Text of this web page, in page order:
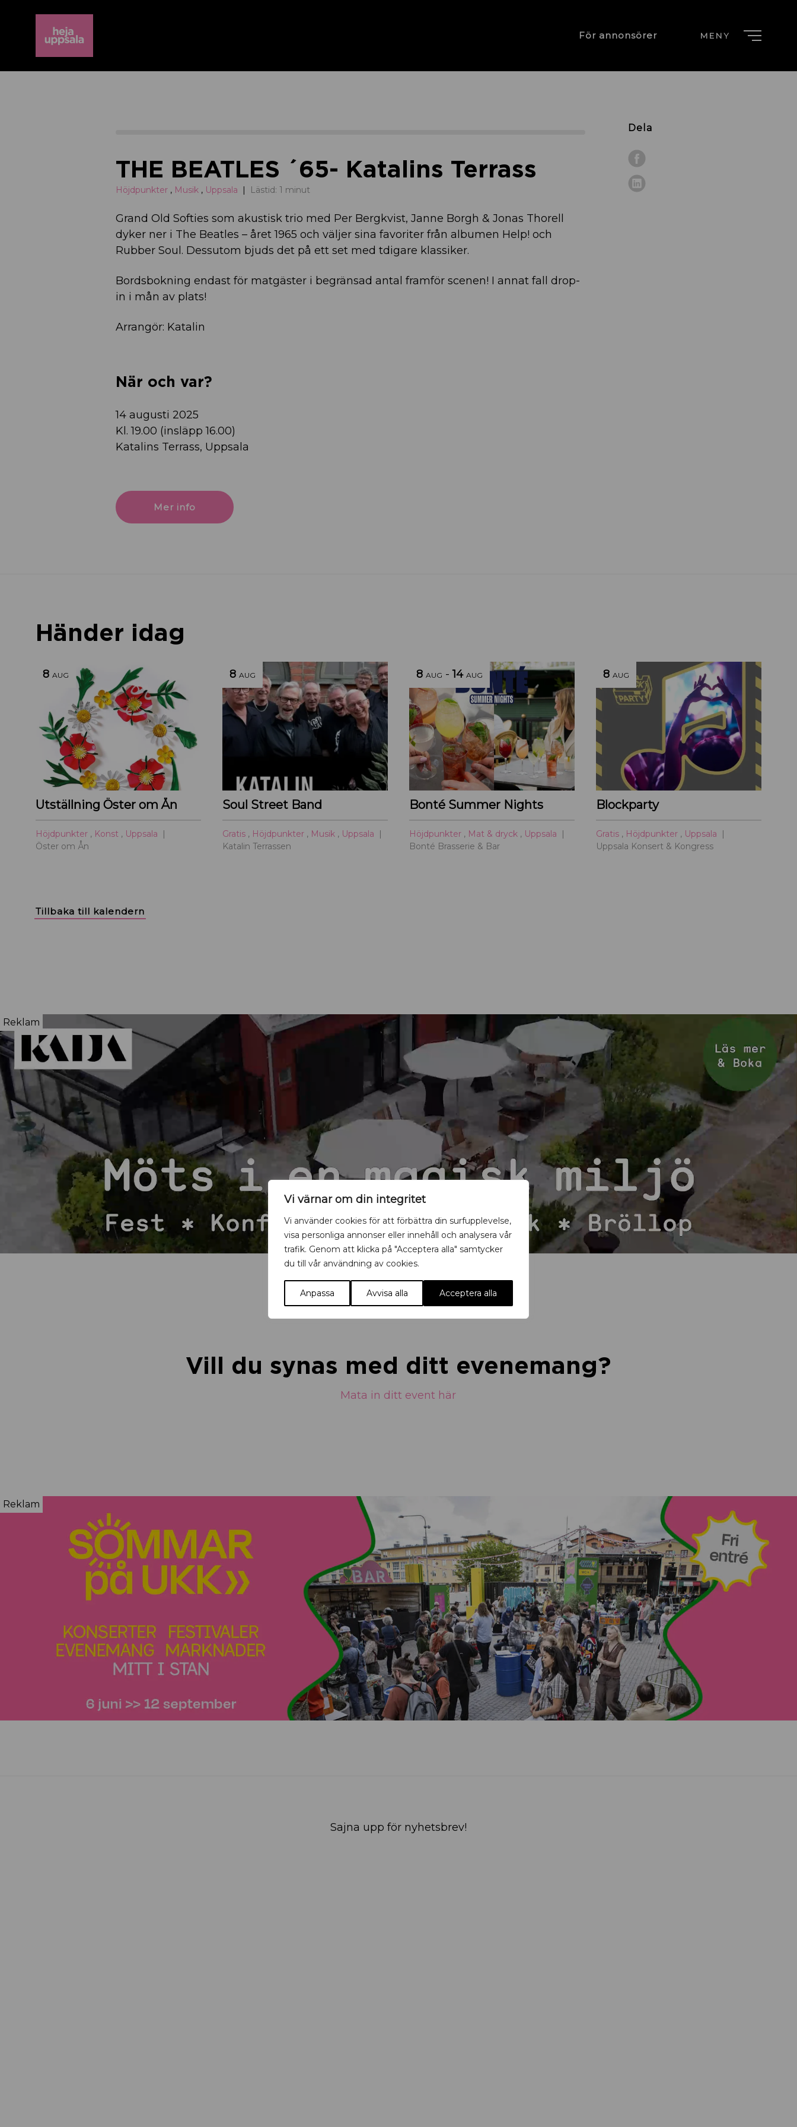
Vi värnar om din integritet
Vi använder cookies för att förbättra din surfupplevelse,
visa personliga annonser eller innehåll och analysera vår
trafik. Genom att klicka på "Acceptera alla" samtycker
du till vår användning av cookies.
Anpassa Avvisa alla Acceptera alla
För annonsörer MENY
Dela
THE BEATLES ´65- Katalins Terrass
Höjdpunkter , Musik , Uppsala Lästid: 1 minut
Grand Old Softies som akustisk trio med Per Bergkvist, Janne Borgh & Jonas Thorell
dyker ner i The Beatles – året 1965 och väljer sina favoriter från albumen Help! och
Rubber Soul. Dessutom bjuds det på ett set med tdigare klassiker.
Bordsbokning endast för matgäster i begränsad antal framför scenen! I annat fall drop-
in i mån av plats!
Arrangör: Katalin
När och var?
14 augusti 2025
Kl. 19.00 (insläpp 16.00)
Katalins Terrass, Uppsala
Mer info
Händer idag
8 AUG
Utställning Öster om Ån
Höjdpunkter , Konst , Uppsala
Öster om Ån
8 AUG
Soul Street Band
Gratis , Höjdpunkter , Musik , Uppsala
Katalin Terrassen
8 AUG -14 AUG
Bonté Summer Nights
Höjdpunkter , Mat & dryck , Uppsala
Bonté Brasserie & Bar
8 AUG
Blockparty
Gratis , Höjdpunkter , Uppsala
Uppsala Konsert & Kongress
Tillbaka till kalendern
Reklam
Vill du synas med ditt evenemang?
Mata in ditt event här
Reklam
Sajna upp för nyhetsbrev!